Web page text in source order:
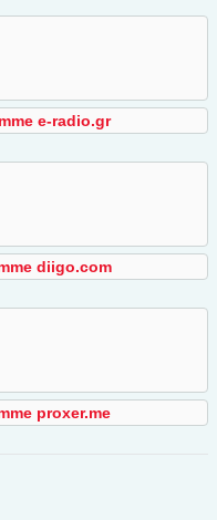
e-radio.gr
diigo.com
proxer.me